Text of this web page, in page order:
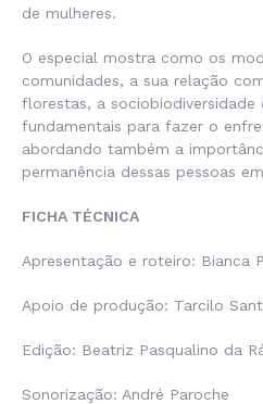
de mulheres.
O especial mostra como os
comunidades, a sua relação
florestas, a sociobiodiversidade
fundamentais para fazer o
abordando também a
permanência dessas pessoas
FICHA TÉCNICA
Apresentação e roteiro: Bianca
Apoio de produção: Tarcilo
Edição: Beatriz Pasqualino da
Sonorização: André Paroche